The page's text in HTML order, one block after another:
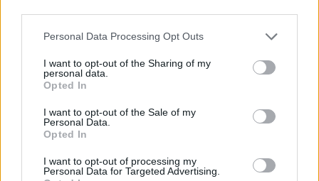
Please note that this website/app uses one or more Google
not limited to your visit or usage behaviour. You may click to
grant or deny consent to Google and its third-party tags to
use your data for below specified purposes in below Google
consent section.
Personal Data Processing Opt Outs
I want to opt-out of the Sharing of my
personal data.
Opted In
I want to opt-out of the Sale of my
Personal Data.
Opted In
I want to opt-out of processing my
Personal Data for Targeted Advertising.
szokás, amellyel a magyar utazók csökkenthetik
2026.08.07. 12:48